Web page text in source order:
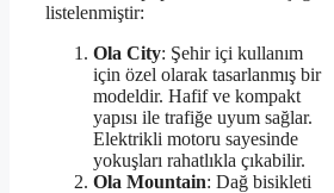
listelenmiştir:
Ola City: Şehir içi kullanım
için özel olarak tasarlanmış bir
modeldir. Hafif ve kompakt
yapısı ile trafiğe uyum sağlar.
Elektrikli motoru sayesinde
yokuşları rahatlıkla çıkabilir.
Ola Mountain: Dağ bisikleti